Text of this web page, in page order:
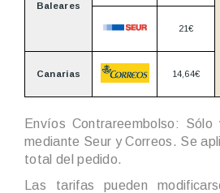
Baleares
21€
Canarias 14,64€
Envíos Contrareembolso: Sólo
mediante Seur y Correos. Se
total del pedido.
Las tarifas pueden